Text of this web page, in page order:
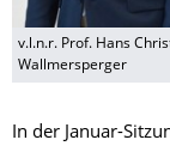
v.l.n.r. Prof. Hans
Wallmersperger
In der Januar-